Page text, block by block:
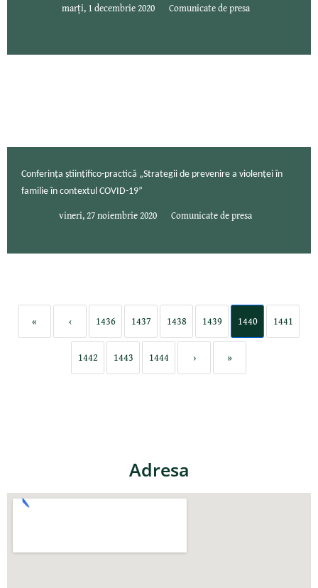
marți, 1 decembrie 2020 Comunicate de presa
Conferința ştiinţifico-practică „Strategii de prevenire a violenței în
familie în contextul COVID-19”
vineri, 27 noiembrie 2020 Comunicate de presa
« ‹ 1436 1437 1438 1439 1440 1441
1442 1443 1444 › »
Adresa